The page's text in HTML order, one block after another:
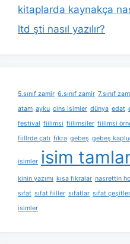
kitaplarda kaynakça
ltd şti nasıl yazılır?
5.sınıf zamir 6.sınıf zamir 7.sınıf
atam ayku cins isimler dünya edat
festival fiilimsi fiilimsiler fiilimsi
fiillrde çatı fıkra gebeş gebeş
isimler isim
kinin yazımı kısa fıkralar nasrettin
sıfat sıfat fiiller sıfatlar sıfat
isimler